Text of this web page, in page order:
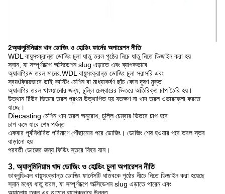
2অ্যালুমিনিয়াম খাদ ডোজিং ও হোল্ডিং ফার্নের অপারেশন নীতি
WDL বায়ুসংক্রান্ত ডোজিং চুলা ধাতু তরল পৃষ্ঠের নিচে ধাতু নিতে ডিজাইন করা হয়
স্নান, যা সম্পূর্ণরূপে অক্সিডেশন slug এড়াতে এবং ব্যাপকভাবে
অ্যালগ্রিড তরল মানের.WDL বায়ুসংক্রান্ত ডোজিং চুলা সরাসরি এবং
স্বয়ংক্রিয়ভাবে ডাই কাস্টিং মেশিন বা মাধ্যাকর্ষণ ছাঁচ কোন দূষণ মুক্ত.
অ্যালগির তরল খাওয়ানোর জন্য, চুল্লি চেম্বারের ভিতরে অতিরিক্ত চাপ তৈরি হয়।
উত্থান টিউব ভিতরে তরল প্রথম উত্থাপিত হয় যতক্ষণ না খাদ তরল ওভারফ্লো করতে
যাচ্ছে।
Diecasting মেশিন খাদ তরল অনুরোধ, চুল্লি চেম্বার ভিতরে চাপ হবে
চাপ কমে যাবে শেষ পর্যন্ত
একবার পূর্বনির্ধারিত পরিমাণে পৌঁছানোর পরে ডোজিং। ডোজিং শেষ হওয়ার পরে তরল স্তর
বাড়ানো হয়
পরবর্তী ডোজের জন্য ফিডিং স্তরে ফিরে যান।
3. অ্যালুমিনিয়াম খাদ ডোজিং ও হোল্ডিং চুলা অপারেশন নীতি
ডাব্লুডিএল বায়ুসংক্রান্ত ডোজিং ফার্নেসটি ধাতবকে পৃষ্ঠের নীচে নিতে ডিজাইন করা হয়েছে
স্নান মধ্যে ধাতু তরল, যা সম্পূর্ণরূপে অক্সিডেশন slug এড়াতে পারেন এবং